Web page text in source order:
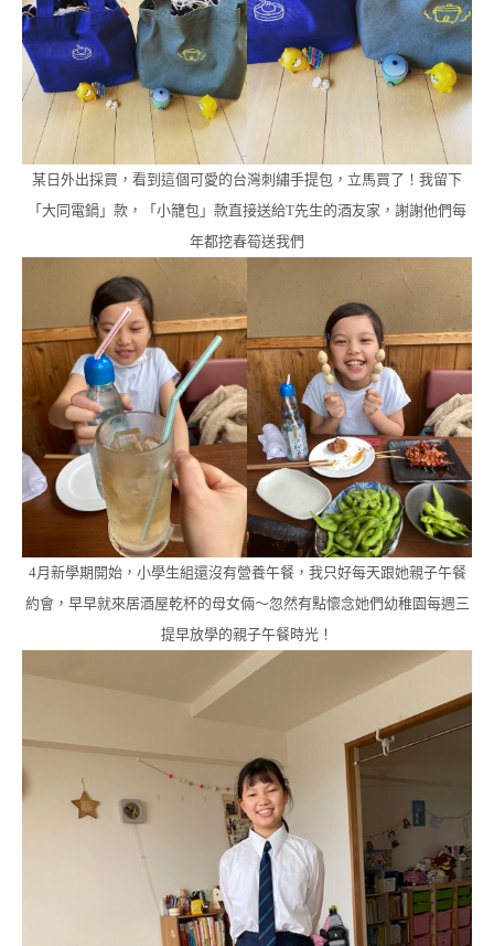
某日外出採買，看到這個可愛的台灣刺繡手提包，立馬買了！我留下
「大同電鍋」款，「小籠包」款直接送給T先生的酒友家，謝謝他們每
年都挖春筍送我們
4月新學期開始，小學生組還沒有營養午餐，我只好每天跟她親子午餐
約會，早早就來居酒屋乾杯的母女倆～忽然有點懷念她們幼稚園每週三
提早放學的親子午餐時光！